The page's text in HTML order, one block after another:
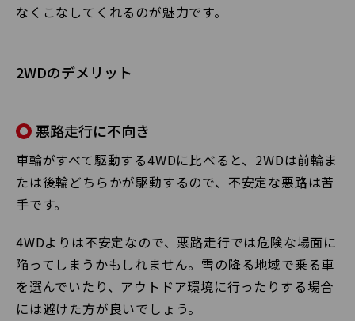
なくこなしてくれるのが魅力です。
2WDのデメリット
悪路走行に不向き
車輪がすべて駆動する4WDに比べると、2WDは前輪ま
たは後輪どちらかが駆動するので、不安定な悪路は苦
手です。
4WDよりは不安定なので、悪路走行では危険な場面に
陥ってしまうかもしれません。雪の降る地域で乗る車
を選んでいたり、アウトドア環境に行ったりする場合
には避けた方が良いでしょう。